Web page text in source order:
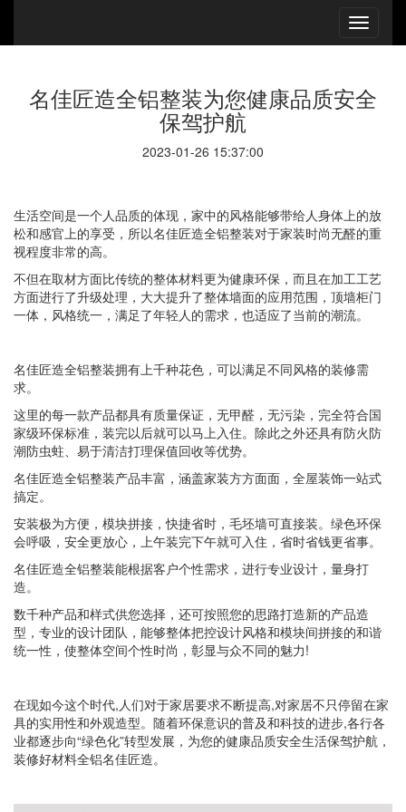
名佳匠造全铝整装为您健康品质安全
保驾护航
2023-01-26 15:37:00
生活空间是一个人品质的体现，家中的风格能够带给人身体上的放
松和感官上的享受，所以名佳匠造全铝整装对于家装时尚无醛的重
视程度非常的高。
不但在取材方面比传统的整体材料更为健康环保，而且在加工工艺
方面进行了升级处理，大大提升了整体墙面的应用范围，顶墙柜门
一体，风格统一，满足了年轻人的需求，也适应了当前的潮流。
名佳匠造全铝整装拥有上千种花色，可以满足不同风格的装修需
求。
这里的每一款产品都具有质量保证，无甲醛，无污染，完全符合国
家级环保标准，装完以后就可以马上入住。除此之外还具有防火防
潮防虫蛀、易于清洁打理保值回收等优势。
名佳匠造全铝整装产品丰富，涵盖家装方方面面，全屋装饰一站式
搞定。
安装极为方便，模块拼接，快捷省时，毛坯墙可直接装。绿色环保
会呼吸，安全更放心，上午装完下午就可入住，省时省钱更省事。
名佳匠造全铝整装能根据客户个性需求，进行专业设计，量身打
造。
数千种产品和样式供您选择，还可按照您的思路打造新的产品造
型，专业的设计团队，能够整体把控设计风格和模块间拼接的和谐
统一性，使整体空间个性时尚，彰显与众不同的魅力!
在现如今这个时代,人们对于家居要求不断提高,对家居不只停留在家
具的实用性和外观造型。随着环保意识的普及和科技的进步,各行各
业都逐步向“绿色化”转型发展，为您的健康品质安全生活保驾护航，
装修好材料全铝名佳匠造。